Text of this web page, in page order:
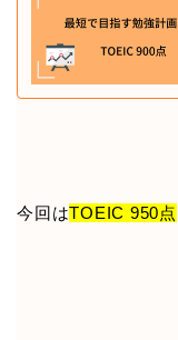
今回はTOEIC 950点